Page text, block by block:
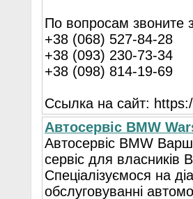
По вопросам звоните
+38 (068) 527-84-28
+38 (093) 230-73-34
+38 (098) 814-19-69
Ссылка на сайт:
Автосервіс BMW
Автосервіс BMW
сервіс для власників
Спеціалізуємося на
обслуговуванні